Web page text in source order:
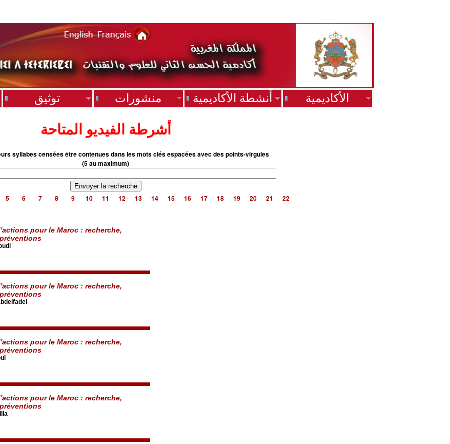
توثيق منشورات أنشطة الأكاديمية الأكاديمية
أشرطة الفيديو المتاحة
syllabes censées être contenues dans les mots clés espacées avec des points-virgules
(5 au maximum)
5 6 7 8 9 10 11 12 13 14 15 16 17 18 19 20 21 22
pour le Maroc : recherche,
pour le Maroc : recherche,
pour le Maroc : recherche,
pour le Maroc : recherche,